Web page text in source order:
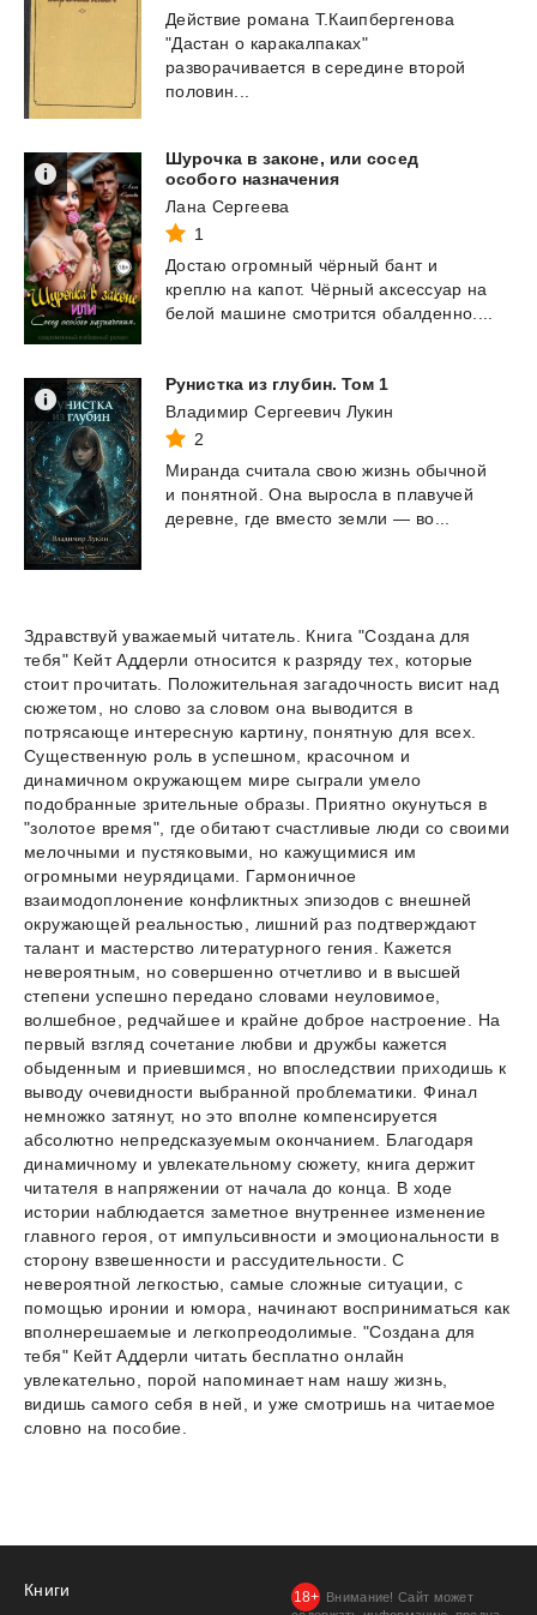
Действие романа Т.Каипбергенова
"Дастан о каракалпаках"
разворачивается в середине второй
половин...
Шурочка в законе, или сосед
особого назначения
Лана Сергеева
1
Достаю огромный чёрный бант и
креплю на капот. Чёрный аксессуар на
белой машине смотрится обалденно....
Рунистка из глубин. Том 1
Владимир Сергеевич Лукин
2
Миранда считала свою жизнь обычной
и понятной. Она выросла в плавучей
деревне, где вместо земли — во...
Здравствуй уважаемый читатель. Книга "Создана для
тебя" Кейт Аддерли относится к разряду тех, которые
стоит прочитать. Положительная загадочность висит над
сюжетом, но слово за словом она выводится в
потрясающе интересную картину, понятную для всех.
Существенную роль в успешном, красочном и
динамичном окружающем мире сыграли умело
подобранные зрительные образы. Приятно окунуться в
"золотое время", где обитают счастливые люди со своими
мелочными и пустяковыми, но кажущимися им
огромными неурядицами. Гармоничное
взаимодоплонение конфликтных эпизодов с внешней
окружающей реальностью, лишний раз подтверждают
талант и мастерство литературного гения. Кажется
невероятным, но совершенно отчетливо и в высшей
степени успешно передано словами неуловимое,
волшебное, редчайшее и крайне доброе настроение. На
первый взгляд сочетание любви и дружбы кажется
обыденным и приевшимся, но впоследствии приходишь к
выводу очевидности выбранной проблематики. Финал
немножко затянут, но это вполне компенсируется
абсолютно непредсказуемым окончанием. Благодаря
динамичному и увлекательному сюжету, книга держит
читателя в напряжении от начала до конца. В ходе
истории наблюдается заметное внутреннее изменение
главного героя, от импульсивности и эмоциональности в
сторону взвешенности и рассудительности. С
невероятной легкостью, самые сложные ситуации, с
помощью иронии и юмора, начинают восприниматься как
вполнерешаемые и легкопреодолимые. "Создана для
тебя" Кейт Аддерли читать бесплатно онлайн
увлекательно, порой напоминает нам нашу жизнь,
видишь самого себя в ней, и уже смотришь на читаемое
словно на пособие.
Книги
Внимание! Сайт может